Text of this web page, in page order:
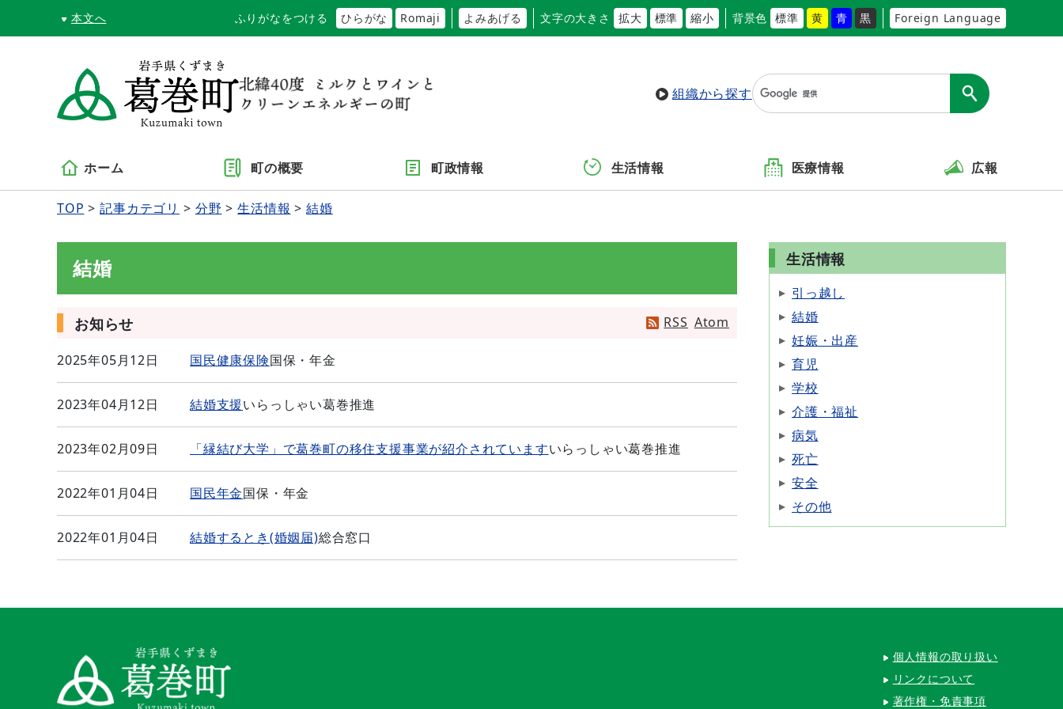
本文へ ふりがなをつける ひらがな Romaji よみあげる 文字の大きさ 拡大 標準 縮小 背景色 標準 黄 青 黒 Foreign Language
組織から探す
ホーム 町の概要 町政情報 生活情報 医療情報 広報
TOP 記事カテゴリ 分野 生活情報 結婚
結婚
お知らせ RSS Atom
2025年05月12日 国民健康保険国保・年金
2023年04月12日 結婚支援いらっしゃい葛巻推進
2023年02月09日 「縁結び大学」で葛巻町の移住支援事業が紹介されていますいらっしゃい葛巻推進
2022年01月04日 国民年金国保・年金
2022年01月04日 結婚するとき(婚姻届)総合窓口
生活情報
引っ越し
結婚
妊娠・出産
育児
学校
介護・福祉
病気
死亡
安全
その他
個人情報の取り扱い
リンクについて
著作権・免責事項